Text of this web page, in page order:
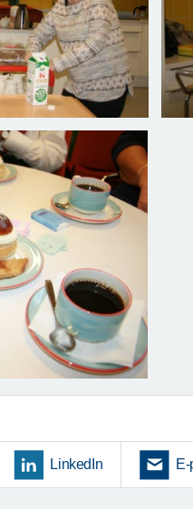
LinkedIn